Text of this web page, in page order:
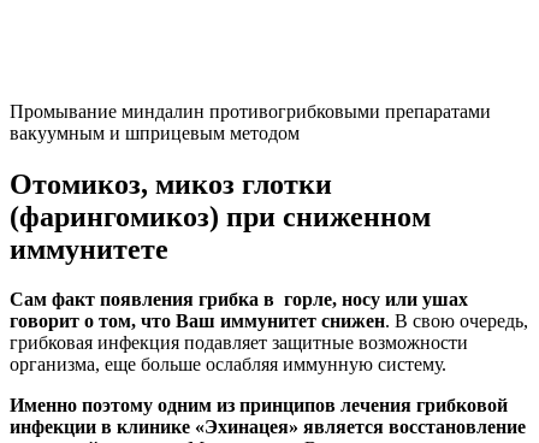
Промывание миндалин противогрибковыми препаратами
вакуумным и шприцевым методом
Отомикоз, микоз глотки
(фарингомикоз) при сниженном
иммунитете
Сам факт появления грибка в горле, носу или ушах
говорит о том, что Ваш иммунитет снижен. В свою очередь,
грибковая инфекция подавляет защитные возможности
организма, еще больше ослабляя иммунную систему.
Именно поэтому одним из принципов лечения грибковой
инфекции в клинике «Эхинацея» является восстановление